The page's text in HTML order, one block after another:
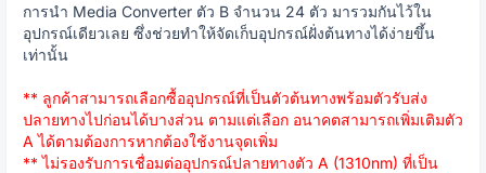
การนำ Media Converter ตัว B จำนวน 24 ตัว มารวมกันไว้ใน
อุปกรณ์เดียวเลย ซึ่งช่วยทำให้จัดเก็บอุปกรณ์ฝั่งต้นทางได้ง่ายขึ้น
เท่านั้น
** ลูกค้าสามารถเลือกซื้ออุปกรณ์ที่เป็นตัวต้นทางพร้อมตัวรับส่ง
ปลายทางไปก่อนได้บางส่วน ตามแต่เลือก อนาคตสามารถเพิ่มเติมตัว
A ได้ตามต้องการหากต้องใช้งานจุดเพิ่ม
** ไม่รองรับการเชื่อมต่ออุปกรณ์ปลายทางตัว A (1310nm) ที่เป็น